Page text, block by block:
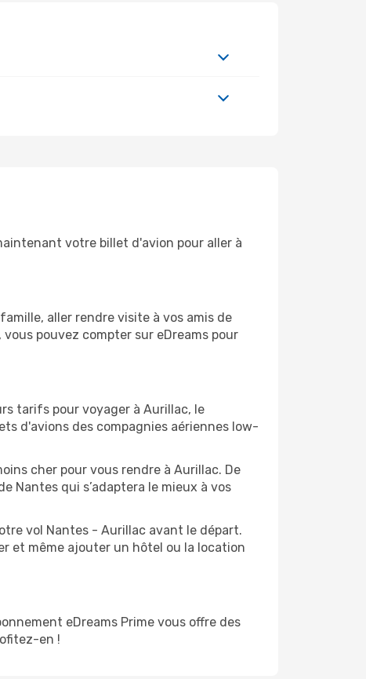
votre billet d'avion pour aller à
aller rendre visite à vos amis de
pouvez compter sur eDreams pour
tarifs pour voyager à Aurillac, le
d'avions des compagnies aériennes low-
cher pour vous rendre à Aurillac. De
Nantes qui s’adaptera le mieux à vos
vol Nantes - Aurillac avant le départ.
et même ajouter un hôtel ou la location
eDreams Prime vous offre des
en !